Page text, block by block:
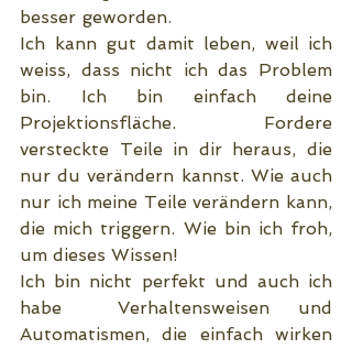
besser geworden.
Ich kann gut damit leben, weil ich
weiss, dass nicht ich das Problem
bin. Ich bin einfach deine
Projektionsfläche. Fordere
versteckte Teile in dir heraus, die
nur du verändern kannst. Wie auch
nur ich meine Teile verändern kann,
die mich triggern. Wie bin ich froh,
um dieses Wissen!
Ich bin nicht perfekt und auch ich
habe  Verhaltensweisen und
Automatismen, die einfach wirken